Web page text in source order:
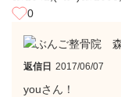
0
返信日 2017/06/07
youさん！